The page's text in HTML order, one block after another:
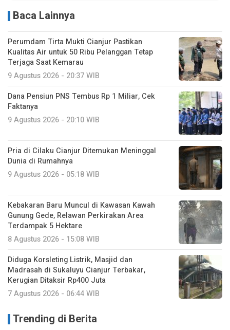
Baca Lainnya
Perumdam Tirta Mukti Cianjur Pastikan
Kualitas Air untuk 50 Ribu Pelanggan Tetap
Terjaga Saat Kemarau
9 Agustus 2026 - 20:37 WIB
Dana Pensiun PNS Tembus Rp 1 Miliar, Cek
Faktanya
9 Agustus 2026 - 20:10 WIB
Pria di Cilaku Cianjur Ditemukan Meninggal
Dunia di Rumahnya
9 Agustus 2026 - 05:18 WIB
Kebakaran Baru Muncul di Kawasan Kawah
Gunung Gede, Relawan Perkirakan Area
Terdampak 5 Hektare
8 Agustus 2026 - 15:08 WIB
Diduga Korsleting Listrik, Masjid dan
Madrasah di Sukaluyu Cianjur Terbakar,
Kerugian Ditaksir Rp400 Juta
7 Agustus 2026 - 06:44 WIB
Trending di Berita